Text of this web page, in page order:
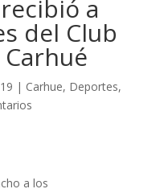
a
del Club
| Carhue, Deportes,
a los